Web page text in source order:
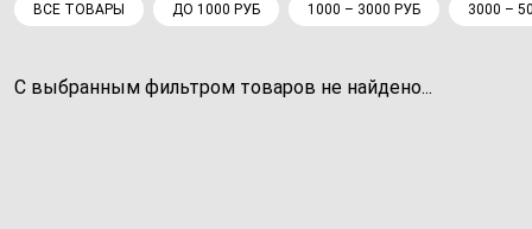
ВСЕ ТОВАРЫ ДО 1000 РУБ 1000 – 3000 РУБ 3000 –
С выбранным фильтром товаров не найдено...